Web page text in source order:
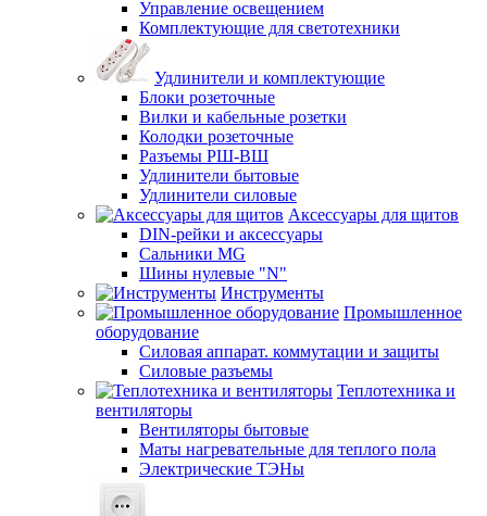
Управление освещением
Комплектующие для светотехники
Удлинители и комплектующие
Блоки розеточные
Вилки и кабельные розетки
Колодки розеточные
Разъемы РШ-ВШ
Удлинители бытовые
Удлинители силовые
Аксессуары для щитов
DIN-рейки и аксессуары
Сальники MG
Шины нулевые "N"
Инструменты
Промышленное
оборудование
Силовая аппарат. коммутации и защиты
Силовые разъемы
Теплотехника и
вентиляторы
Вентиляторы бытовые
Маты нагревательные для теплого пола
Электрические ТЭНы